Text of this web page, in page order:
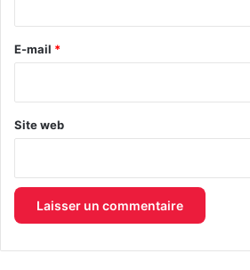
e
E-mail *
Site web